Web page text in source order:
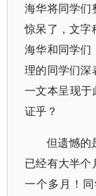
海华将同学们
惊呆了，文字
海华和同学们
理的同学们深
一文本呈现于
证乎？
但遗憾的
已经有大半
一个多月！